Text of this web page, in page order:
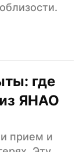
где
из ЯНАО
прием и